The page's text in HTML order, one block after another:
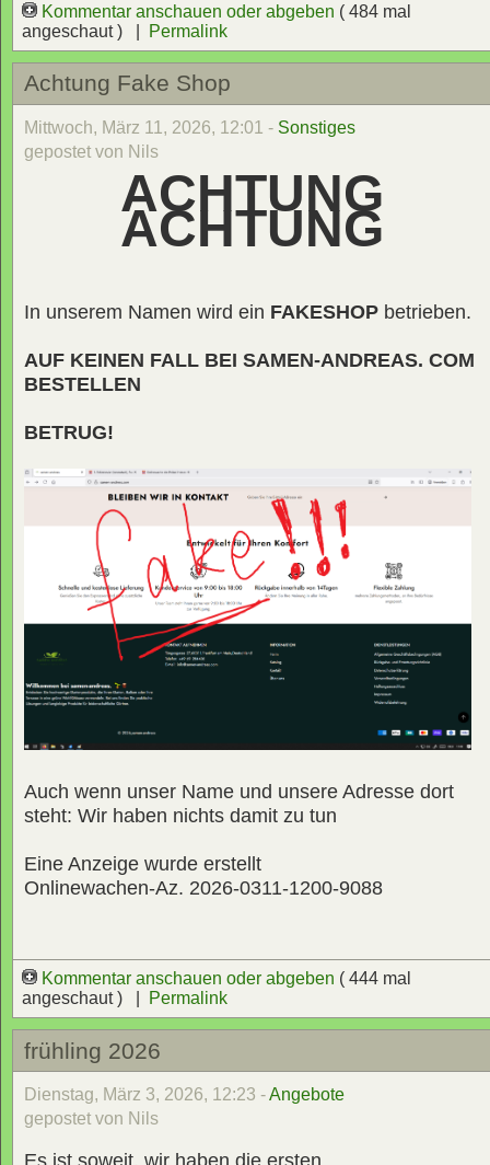
Kommentar anschauen oder abgeben ( 484 mal
angeschaut ) |
Permalink
Achtung Fake Shop
Mittwoch, März 11, 2026, 12:01 - Sonstiges
gepostet von Nils
ACHTUNG
ACHTUNG
In unserem Namen wird ein FAKESHOP betrieben.
AUF KEINEN FALL BEI SAMEN-ANDREAS. COM
BESTELLEN
BETRUG!
Auch wenn unser Name und unsere Adresse dort
steht: Wir haben nichts damit zu tun
Eine Anzeige wurde erstellt
Onlinewachen-Az. 2026-0311-1200-9088
Kommentar anschauen oder abgeben ( 444 mal
angeschaut ) |
Permalink
frühling 2026
Dienstag, März 3, 2026, 12:23 -Angebote
gepostet von Nils
Es ist soweit, wir haben die ersten